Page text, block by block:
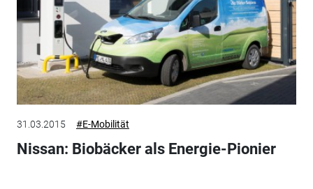
31.03.2015 #E-Mobilität
Nissan: Biobäcker als Energie-Pionier